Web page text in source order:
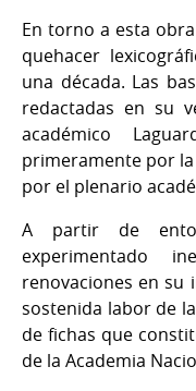
En torno a esta
quehacer
una década. Las
redactadas en su
académico
primeramente por la
por el plenario
A partir de
experimentado
renovaciones en su
sostenida labor de
de fichas que
de la Academia